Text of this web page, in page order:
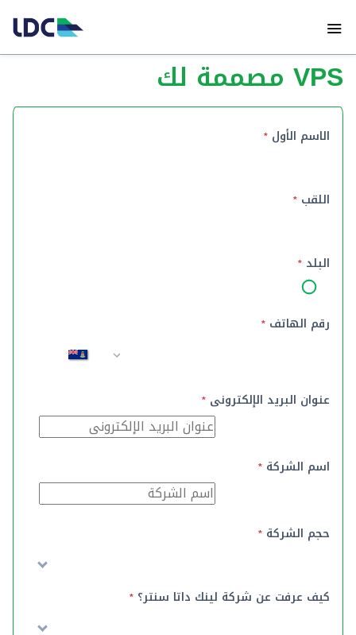
VPS مصممة لك
الاسم الأول*
اللقب*
البلد*
رقم الهاتف*
عنوان البريد الإلكترونى*
اسم الشركة*
حجم الشركة*
كيف عرفت عن شركة لينك داتا سنتر؟*